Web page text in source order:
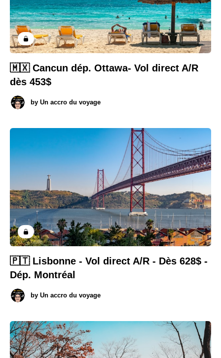
🇲🇽 Cancun dép. Ottawa- Vol direct A/R
dès 453$
by Un accro du voyage
🇵🇹 Lisbonne - Vol direct A/R - Dès 628$ -
Dép. Montréal
by Un accro du voyage